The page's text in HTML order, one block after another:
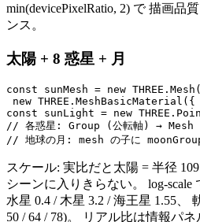
min(devicePixelRatio, 2) で 描画品
ンス。
太陽 + 8 惑星 + 月
const sunMesh = new
new
const sunLight = new
// 各惑星: Group (公転軸) →
スケール: 実比だと太陽 = 半径 109
シーンに入りきらない。 log-scale
水星 0.4 / 木星 3.2 / 海王星 1.55、
50 / 64 / 78)。 リアル比は情報パ